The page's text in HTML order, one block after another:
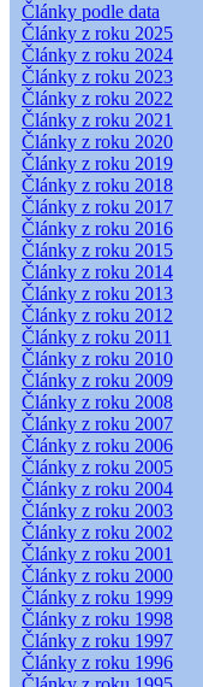
Články podle data
Články z roku 2025
Články z roku 2024
Články z roku 2023
Články z roku 2022
Články z roku 2021
Články z roku 2020
Články z roku 2019
Články z roku 2018
Články z roku 2017
Články z roku 2016
Články z roku 2015
Články z roku 2014
Články z roku 2013
Články z roku 2012
Články z roku 2011
Články z roku 2010
Články z roku 2009
Články z roku 2008
Články z roku 2007
Články z roku 2006
Články z roku 2005
Články z roku 2004
Články z roku 2003
Články z roku 2002
Články z roku 2001
Články z roku 2000
Články z roku 1999
Články z roku 1998
Články z roku 1997
Články z roku 1996